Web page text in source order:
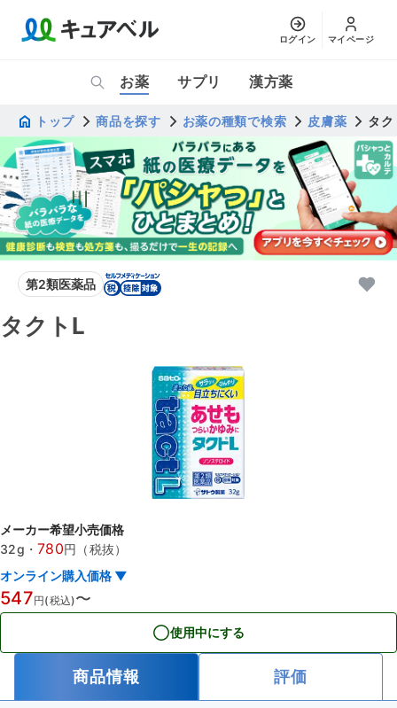
ログイン マイページ
お薬 サプリ 漢方薬
トップ 商品を探す お薬の種類で検索 皮膚薬 タ
第2類医薬品
タクトL
メーカー希望小売価格
32g ・780円（税抜）
オンライン購入価格 ▼
547円(税込)〜
使用中にする
商品情報 評価